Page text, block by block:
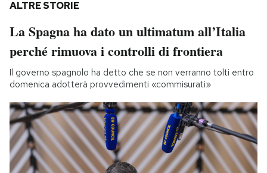
ALTRE STORIE
La Spagna ha dato un ultimatum all’Italia
perché rimuova i controlli di frontiera
Il governo spagnolo ha detto che se non verranno tolti entro
domenica adotterà provvedimenti «commisurati»